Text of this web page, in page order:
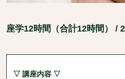
座学12時間（合計12時間） /
▽ 講座内容 ▽